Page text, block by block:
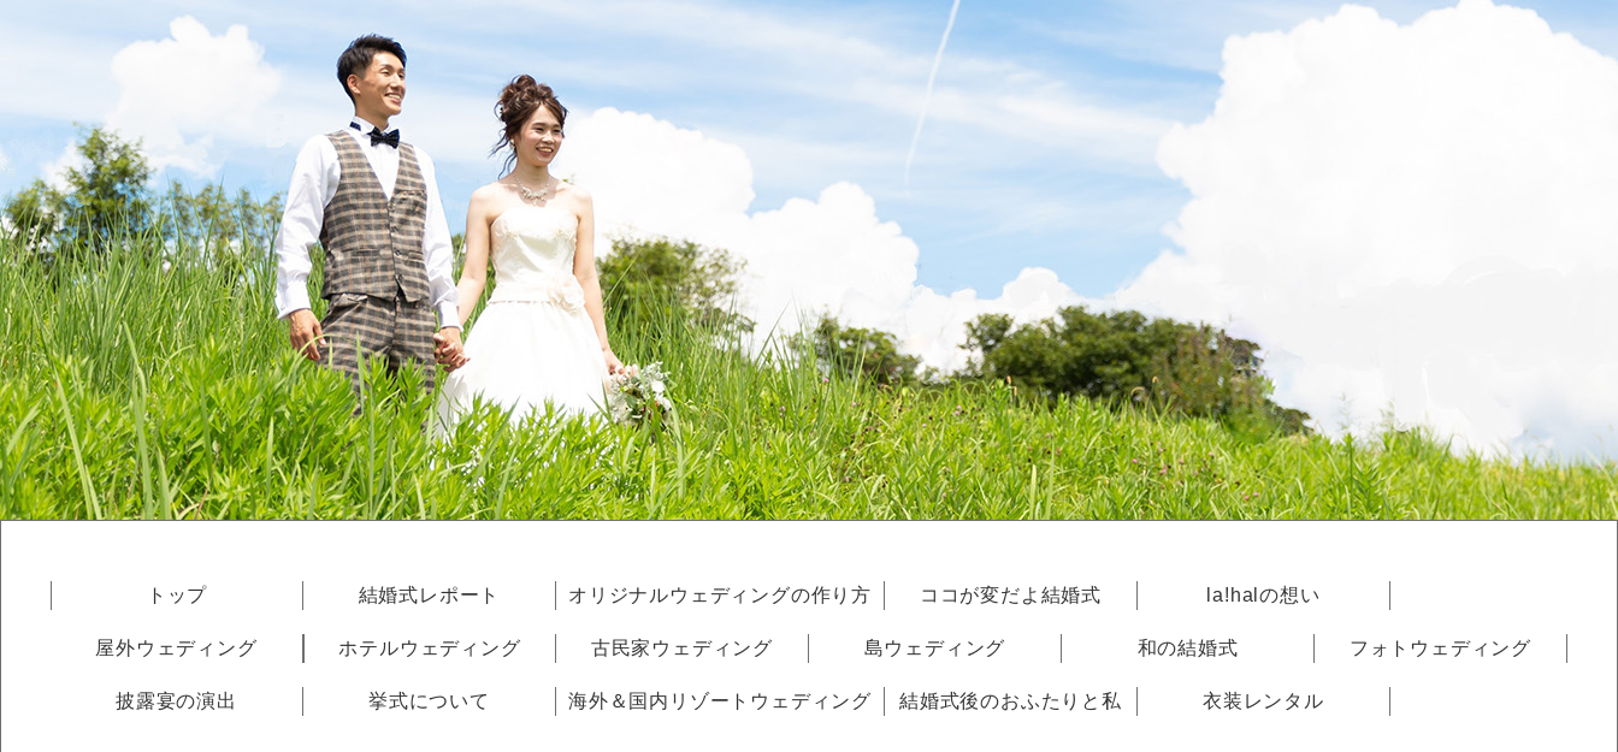
トップ 結婚式レポート オリジナルウェディングの作り方 ココが変だよ結婚式 la!halの想い
屋外ウェディング ホテルウェディング 古民家ウェディング 島ウェディング 和の結婚式 フォトウェディング
披露宴の演出 挙式について 海外＆国内リゾートウェディング 結婚式後のおふたりと私 衣装レンタル